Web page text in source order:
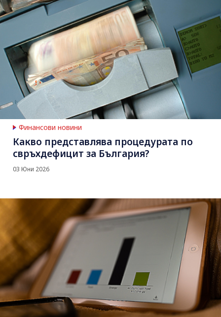
Финансови новини
Какво представлява процедурата по
свръхдефицит за България?
03 Юни 2026